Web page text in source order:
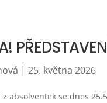
|25. května 2026
absolventek se dnes